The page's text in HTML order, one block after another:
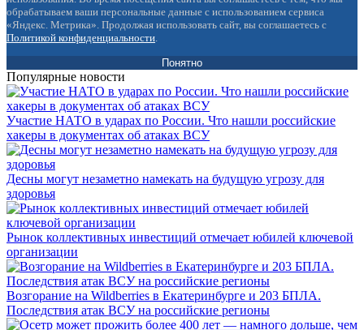
обрабатываем ваши персональные данные с использованием сервиса
«Яндекс. Метрика». Продолжая использовать сайт, вы соглашаетесь с
Политикой конфиденциальности.
Понятно
Популярные новости
Участие НАТО в ударах по России. Что нашли российские
хакеры в документах об атаках ВСУ
Десны могут незаметно намекать на будущую угрозу для
здоровья
Рынок коллективных инвестиций отмечает юбилей ключевой
организации
Возгорание на Wildberries в Екатеринбурге и 203 БПЛА.
Последствия атак ВСУ на российские регионы